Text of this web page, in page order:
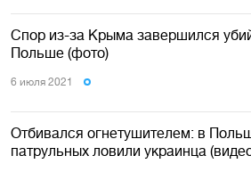
Спор из-за Крыма завершился
Польше (фото)
6 июля 2021
Отбивался огнетушителем: в
патрульных ловили украинца